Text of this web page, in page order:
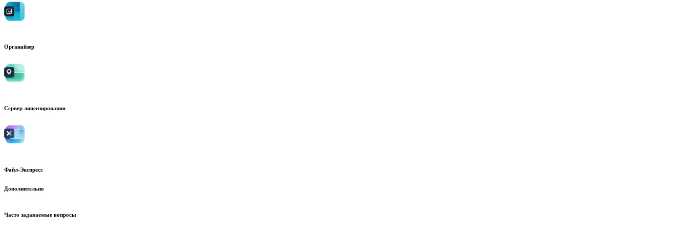
Органайзер
Сервер лицензирования
Файл-Экспресс
Дополнительно
Часто задаваемые вопросы